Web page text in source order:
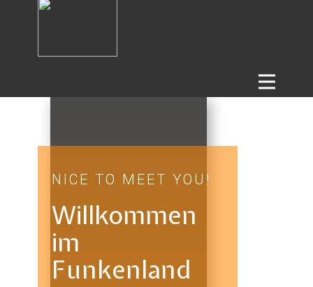
NICE TO MEET YOU!
Willkommen
im ​
Funkenland